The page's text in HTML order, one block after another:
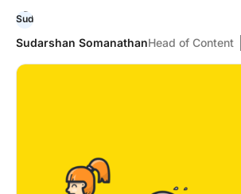
Sudarshan SomanathanHead of Content